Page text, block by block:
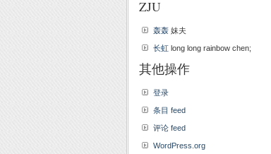
ZJU
轰轰 妹夫
长虹 long long rainbow chen;
其他操作
登录
条目 feed
评论 feed
WordPress.org